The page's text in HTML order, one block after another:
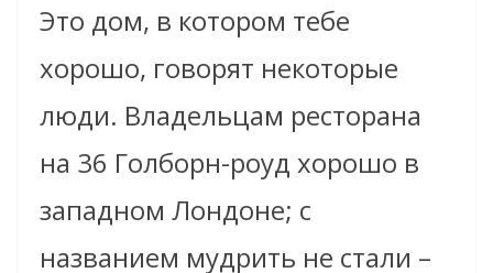
Это дом, в котором тебе
хорошо, говорят некоторые
люди. Владельцам ресторана
на 36 Голборн-роуд хорошо в
западном Лондоне; с
названием мудрить не стали –